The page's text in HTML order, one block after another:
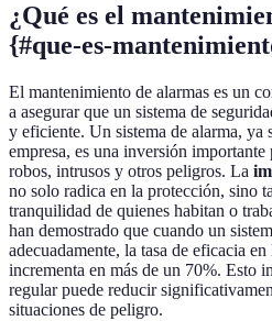
¿Qué es el
{#que-es-
El mantenimiento de alarmas es un
a asegurar que un sistema de
y eficiente. Un sistema de alarma, ya
empresa, es una inversión
robos, intrusos y otros peligros. La
no solo radica en la protección, sino
tranquilidad de quienes habitan o
han demostrado que cuando un
adecuadamente, la tasa de eficacia
incrementa en más de un 70%. Esto
regular puede reducir
situaciones de peligro.